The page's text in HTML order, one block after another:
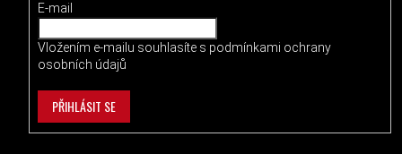
E-mail
Vložením e-mailu souhlasíte s podmínkami ochrany
osobních údajů
PŘIHLÁSIT SE